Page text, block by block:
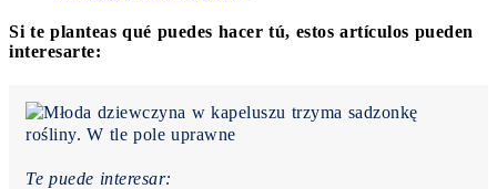
Si te planteas qué puedes hacer tú, estos artículos pueden
interesarte:
Te puede interesar: